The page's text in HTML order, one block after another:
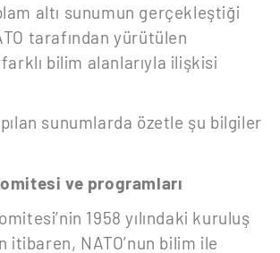
altı sunumun gerçekleştiği
tarafından yürütülen
bilim alanlarıyla ilişkisi
sunumlarda özetle şu bilgiler
ve programları
1958 yılındaki kuruluş
itibaren, NATO’nun bilim ile